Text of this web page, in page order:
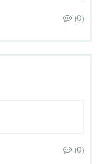
(0)
(0)